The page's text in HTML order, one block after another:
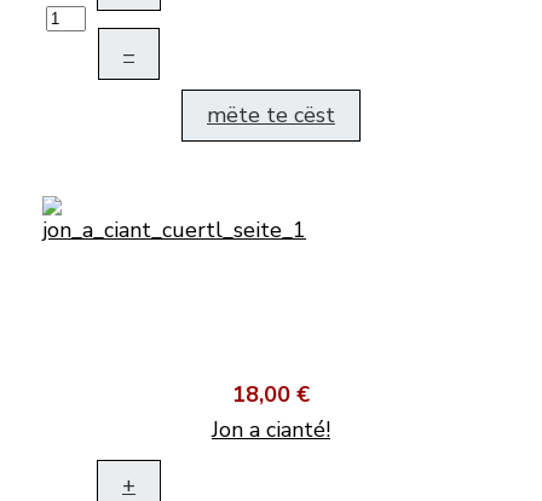
–
mëte te cëst
18,00 €
Jon a cianté!
+